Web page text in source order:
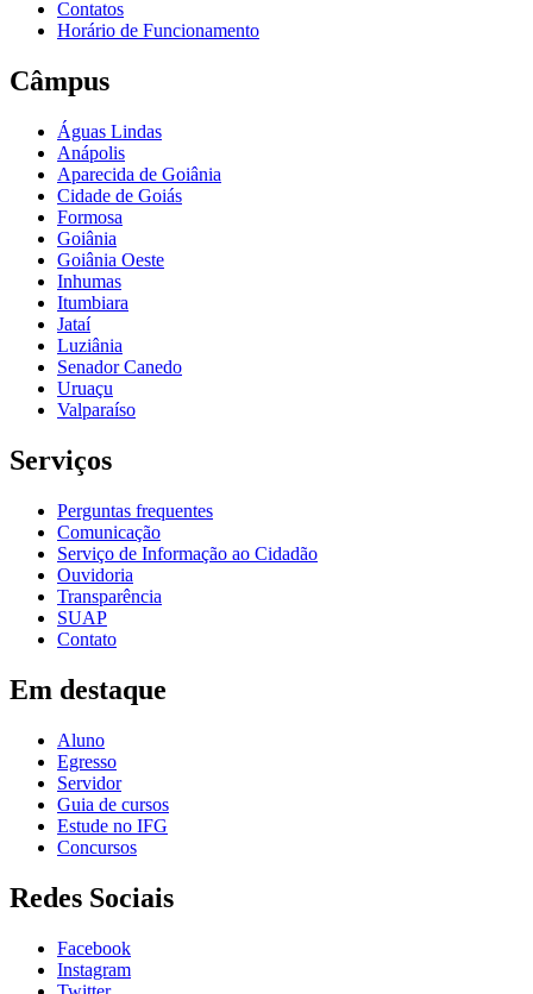
Contatos
Horário de Funcionamento
Câmpus
Águas Lindas
Anápolis
Aparecida de Goiânia
Cidade de Goiás
Formosa
Goiânia
Goiânia Oeste
Inhumas
Itumbiara
Jataí
Luziânia
Senador Canedo
Uruaçu
Valparaíso
Serviços
Perguntas frequentes
Comunicação
Serviço de Informação ao Cidadão
Ouvidoria
Transparência
SUAP
Contato
Em destaque
Aluno
Egresso
Servidor
Guia de cursos
Estude no IFG
Concursos
Redes Sociais
Facebook
Instagram